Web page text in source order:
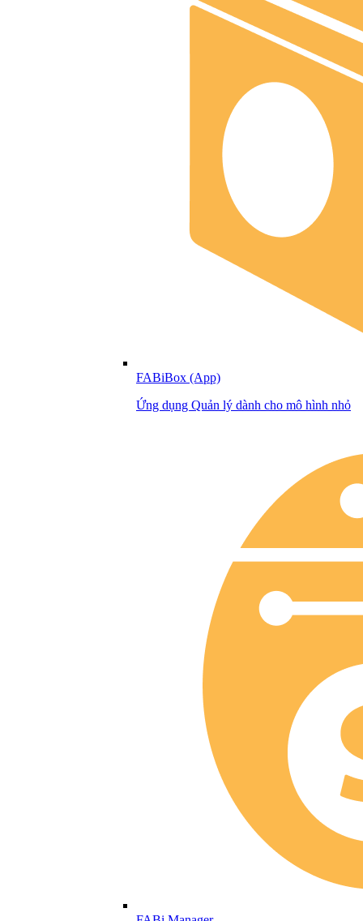
FABiBox (App)
Ứng dụng Quản lý dành cho mô hình nhỏ